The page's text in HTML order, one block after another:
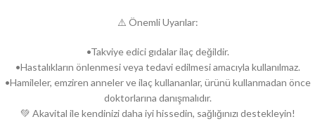
⚠️ Önemli Uyarılar:
•Takviye edici gıdalar ilaç değildir.
•Hastalıkların önlenmesi veya tedavi edilmesi amacıyla kullanılmaz.
•Hamileler, emziren anneler ve ilaç kullananlar, ürünü kullanmadan önce
doktorlarına danışmalıdır.
💚 Akavital ile kendinizi daha iyi hissedin, sağlığınızı destekleyin!